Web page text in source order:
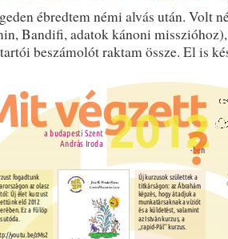
ébredtem némi alvás után. Volt
Bandifi, adatok kánoni
beszámolót raktam össze. El is